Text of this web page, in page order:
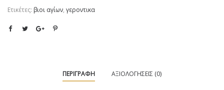
Ετικέτες: βιοι αγίων, γεροντικα
ΠΕΡΙΓΡΑΦΉ ΑΞΙΟΛΟΓΉΣΕΙΣ (0)